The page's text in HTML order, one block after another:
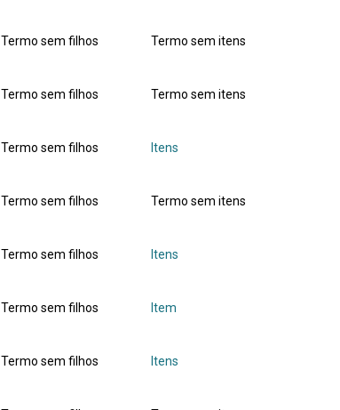
Termo sem filhos Termo sem itens
Termo sem filhos Termo sem itens
Termo sem filhos Itens
Termo sem filhos Termo sem itens
Termo sem filhos Itens
Termo sem filhos Item
Termo sem filhos Itens